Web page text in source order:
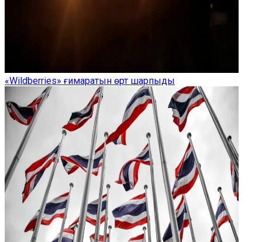
«Wildberries» ғимаратын өрт шарпыды